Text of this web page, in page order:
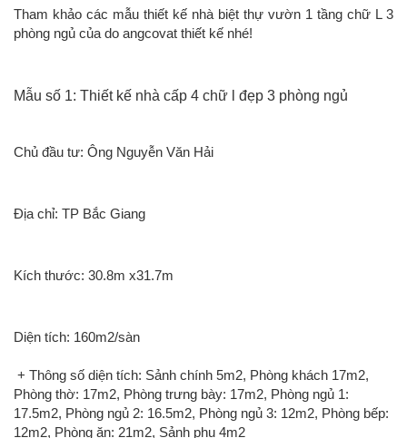
Tham khảo các mẫu thiết kế nhà biệt thự vườn 1 tầng chữ L 3
phòng ngủ của do angcovat thiết kế nhé!
Mẫu số 1: Thiết kế nhà cấp 4 chữ l đẹp 3 phòng ngủ
Chủ đầu tư: Ông Nguyễn Văn Hải
Địa chỉ: TP Bắc Giang
Kích thước: 30.8m x31.7m
Diện tích: 160m2/sàn
+ Thông số diện tích: Sảnh chính 5m2, Phòng khách 17m2,
Phòng thờ: 17m2, Phòng trưng bày: 17m2, Phòng ngủ 1:
17.5m2, Phòng ngủ 2: 16.5m2, Phòng ngủ 3: 12m2, Phòng bếp:
12m2, Phòng ăn: 21m2, Sảnh phụ 4m2